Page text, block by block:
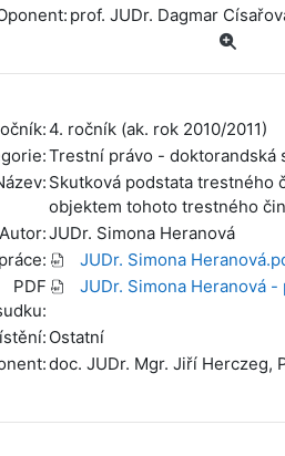
prof. JUDr. Dagmar
4. ročník (ak. rok 2010/2011)
Trestní právo - doktorandská
Skutková podstata trestného
objektem tohoto trestného
Autor:JUDr. Simona Heranová
JUDr. Simona
PDF
JUDr. Simona Heranová
Ostatní
doc. JUDr. Mgr. Jiří Herczeg,